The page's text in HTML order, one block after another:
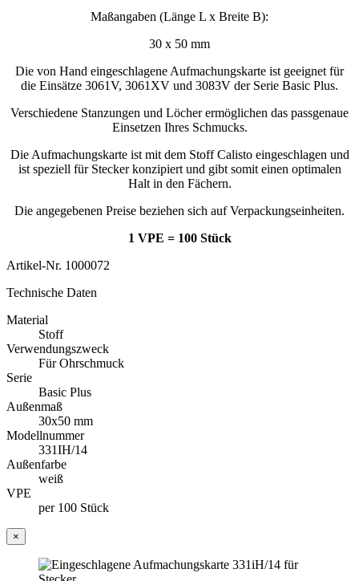
Maßangaben (Länge L x Breite B):
30 x 50 mm
Die von Hand eingeschlagene Aufmachungskarte ist geeignet für
die Einsätze 3061V, 3061XV und 3083V der Serie Basic Plus.
Verschiedene Stanzungen und Löcher ermöglichen das passgenaue
Einsetzen Ihres Schmucks.
Die Aufmachungskarte ist mit dem Stoff Calisto eingeschlagen und
ist speziell für Stecker konzipiert und gibt somit einen optimalen
Halt in den Fächern.
Die angegebenen Preise beziehen sich auf Verpackungseinheiten.
1 VPE = 100 Stück
Artikel-Nr. 1000072
Technische Daten
Material
Stoff
Verwendungszweck
Für Ohrschmuck
Serie
Basic Plus
Außenmaß
30x50 mm
Modellnummer
331IH/14
Außenfarbe
weiß
VPE
per 100 Stück
×